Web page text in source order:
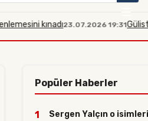
kınadı23.07.2026 19:31Gülistan Doku
Popüler Haberler
1 Sergen Yalçın o